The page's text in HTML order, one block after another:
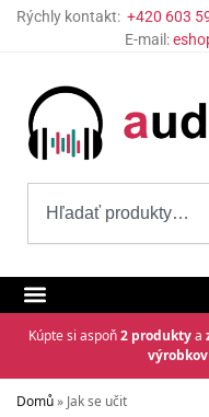
Rýchly kontakt: +420 603
E-mail:
Kúpte si aspoň2 produktya
výrobkov
Domů» Jak se učit